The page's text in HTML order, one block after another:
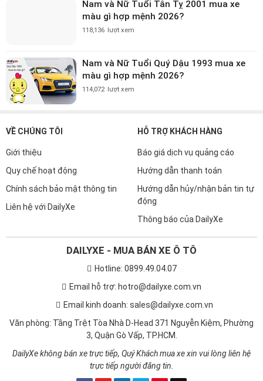
Nam và Nữ Tuổi Tân Tỵ 2001 mua xe
màu gì hợp mệnh 2026?
118,136 lượt xem
Nam và Nữ Tuổi Quý Dậu 1993 mua xe
màu gì hợp mệnh 2026?
114,072 lượt xem
VỀ CHÚNG TÔI
Giới thiệu
Quy chế hoạt động
Chính sách bảo mật thông tin
Liên hệ với DailyXe
HỖ TRỢ KHÁCH HÀNG
Báo giá dịch vụ quảng cáo
Hướng dẫn thanh toán
Hướng dẫn hủy/nhận bản tin tự
động
Thông báo của DailyXe
DAILYXE - MUA BÁN XE Ô TÔ
Hotline: 0899.49.04.07
Email hỗ trợ: hotro@dailyxe.com.vn
Email kinh doanh: sales@dailyxe.com.vn
Văn phòng: Tầng Trệt Tòa Nhà D-Head 371 Nguyễn Kiệm, Phường
3, Quận Gò Vấp, TP.HCM.
DailyXe không bán xe trực tiếp, Quý Khách mua xe xin vui lòng liên hệ
trực tiếp người đăng tin.